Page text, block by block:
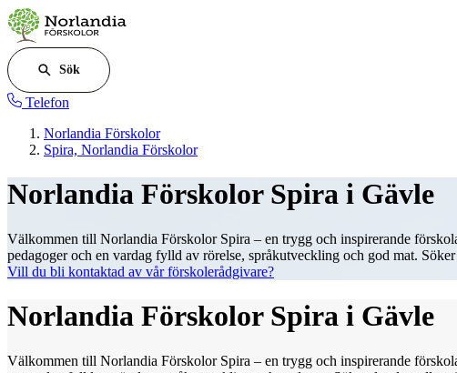
Sök
Telefon
Norlandia Förskolor
Spira, Norlandia Förskolor
Norlandia Förskolor Spira i Gävle
Välkommen till Norlandia Förskolor Spira – en trygg och inspirerande
pedagoger och en vardag fylld av rörelse, språkutveckling och god mat.
Vill du bli kontaktad av vår förskolerådgivare?
Norlandia Förskolor Spira i Gävle
Välkommen till Norlandia Förskolor Spira – en trygg och inspirerande